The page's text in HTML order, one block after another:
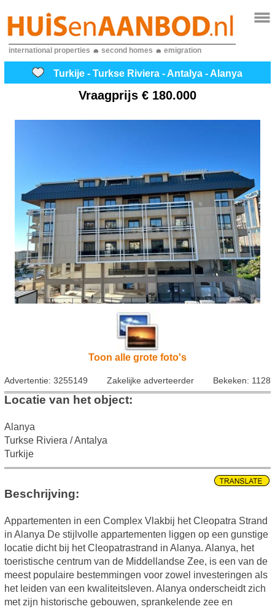
international properties second homes emigration
Turkije - Turkse Riviera - Antalya - Alanya
Vraagprijs € 180.000
Toon alle grote foto's
Advertentie: 3255149 Zakelijke adverteerder Bekeken: 1128
Locatie van het object:
Alanya
Turkse Riviera / Antalya
Turkije
Beschrijving:
Appartementen in een Complex Vlakbij het Cleopatra Strand
in Alanya De stijlvolle appartementen liggen op een gunstige
locatie dicht bij het Cleopatrastrand in Alanya. Alanya, het
toeristische centrum van de Middellandse Zee, is een van de
meest populaire bestemmingen voor zowel investeringen als
het leiden van een kwaliteitsleven. Alanya onderscheidt zich
met zijn historische gebouwen, sprankelende zee en